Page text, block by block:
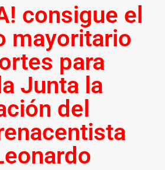
consigue el
mayoritario
para
Junta la
del